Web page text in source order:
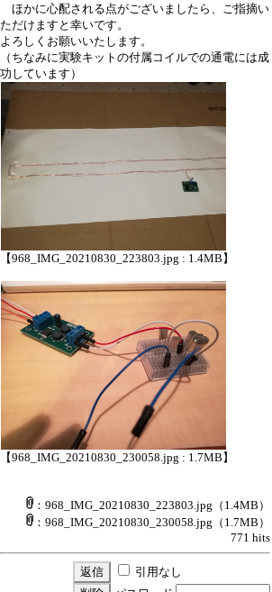
ほかに心配される点がございましたら、ご指摘い
ただけますと幸いです。
よろしくお願いいたします。
（ちなみに実験キットの付属コイルでの通電には成
功しています）
【968_IMG_20210830_223803.jpg : 1.4MB】
【968_IMG_20210830_230058.jpg : 1.7MB】
：968_IMG_20210830_223803.jpg （1.4MB）
：968_IMG_20210830_230058.jpg （1.7MB）
771 hits
引用なし